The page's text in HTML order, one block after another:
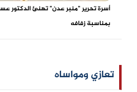
أسرة تحرير "منبر عدن" تهنئ الدكتور
بمناسبة زفافه
تعازي ومواساه